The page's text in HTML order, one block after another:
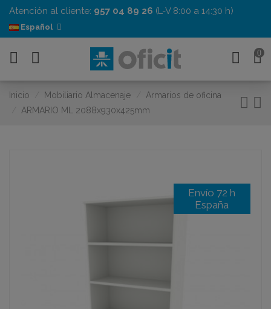
Atención al cliente: 957 04 89 26 (L-V 8:00 a 14:30 h)
Español
0
Inicio Mobiliario Almacenaje
Armarios de oficina
ARMARIO ML 2088x930x425mm
Envío 72 h
España